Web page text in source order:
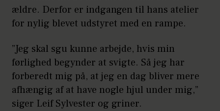
ældre. Derfor er indgangen til hans atelier
for nylig blevet udstyret med en rampe.
”Jeg skal sgu kunne arbejde, hvis min
førlighed begynder at svigte. Så jeg har
forberedt mig på, at jeg en dag bliver mere
afhængig af at have nogle hjul under mig,”
siger Leif Sylvester og griner.